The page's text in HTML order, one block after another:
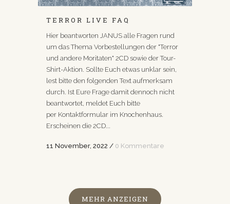
TERROR LIVE FAQ
Hier beantworten JANUS alle Fragen rund
um das Thema Vorbestellungen der "Terror
und andere Moritaten" 2CD sowie der Tour-
Shirt-Aktion. Sollte Euch etwas unklar sein,
lest bitte den folgenden Text aufmerksam
durch. Ist Eure Frage damit dennoch nicht
beantwortet, meldet Euch bitte
per Kontaktformular im Knochenhaus.
Erscheinen die 2CD...
11 November, 2022 / 0 Kommentare
MEHR ANZEIGEN